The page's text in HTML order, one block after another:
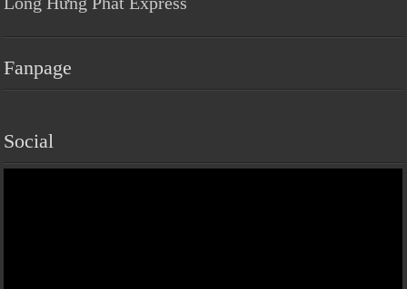
Fanpage
Social